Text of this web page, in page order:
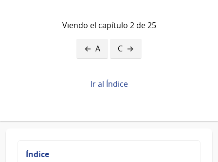
Viendo el capítulo 2 de 25
transversales
para
A C
Ir al Índice
Índice